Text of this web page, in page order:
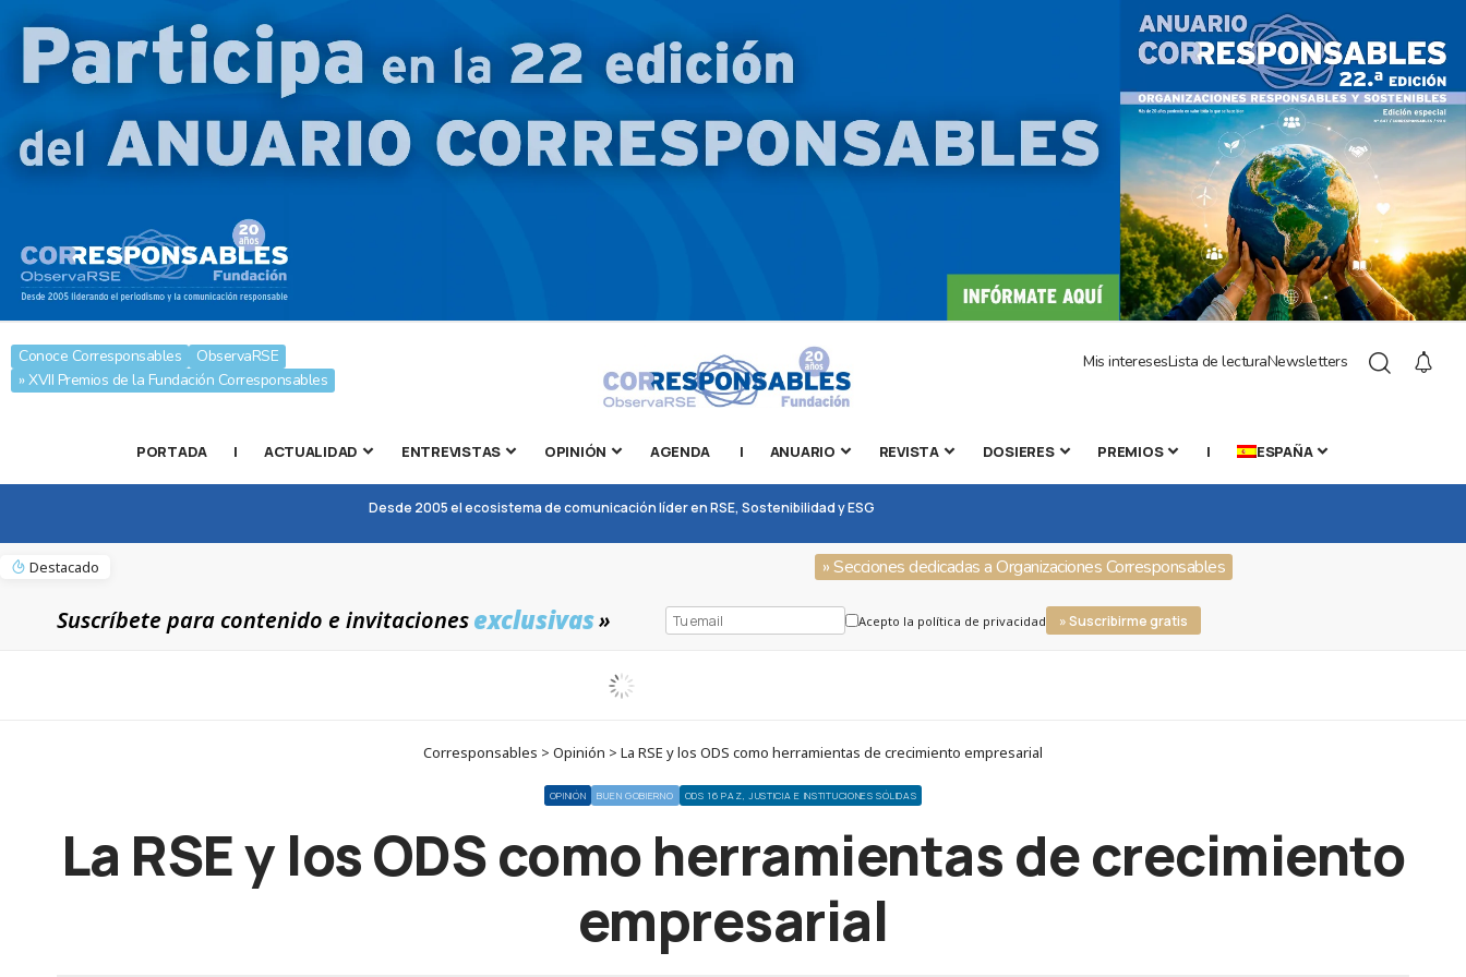
Conoce Corresponsables
ObservaRSE
» XVII Premios de la Fundación Corresponsables
Mis interesesLista de lecturaNewsletters
PORTADA | ACTUALIDAD ENTREVISTAS OPINIÓN AGENDA | ANUARIO REVISTA DOSIERES PREMIOS | ESPAÑA
Desde 2005 el ecosistema de comunicación líder en RSE, Sostenibilidad y ESG
Destacado » Secciones dedicadas a Organizaciones Corresponsables
Suscríbete para contenido e invitacionesexclusivas» Acepto la política de privacidad » Suscribirme gratis
Corresponsables > Opinión > La RSE y los ODS como herramientas de crecimiento empresarial
OPINIÓN BUEN GOBIERNO ODS 16 PAZ, JUSTICIA E INSTITUCIONES SÓLIDAS
La RSE y los ODS como herramientas de crecimiento
empresarial